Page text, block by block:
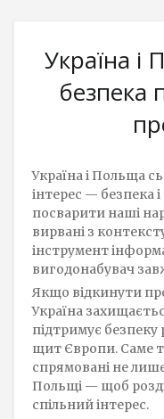
Україна і
безпека
Україна і Польща
інтерес — безпека
посварити наші
вирвані з
інструмент
вигодонабувач
Якщо відкинути
Україна
підтримує безпеку
щит Європи. Саме
спрямовані не
Польщі — щоб
спільний інтерес.